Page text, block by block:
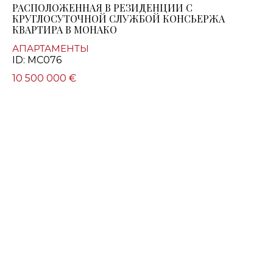
РАСПОЛОЖЕННАЯ В РЕЗИДЕНЦИИ С
КРУГЛОСУТОЧНОЙ СЛУЖБОЙ КОНСЬЕРЖА
КВАРТИРА В МОНАКО
АПАРТАМЕНТЫ
ID: MC076
10 500 000 €